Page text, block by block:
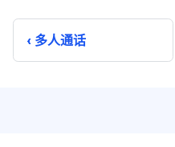
多人通话